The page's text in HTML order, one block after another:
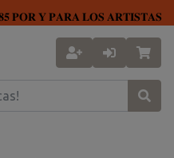
𝐏𝐎𝐑 𝐘 𝐏𝐀𝐑𝐀 𝐋𝐎𝐒 𝐀𝐑𝐓𝐈𝐒𝐓𝐀𝐒